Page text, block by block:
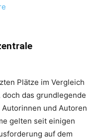
Plätze im Vergleich
das grundlegende
und Autoren
gelten seit einigen
auf dem